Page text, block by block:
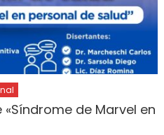
de Marvel en